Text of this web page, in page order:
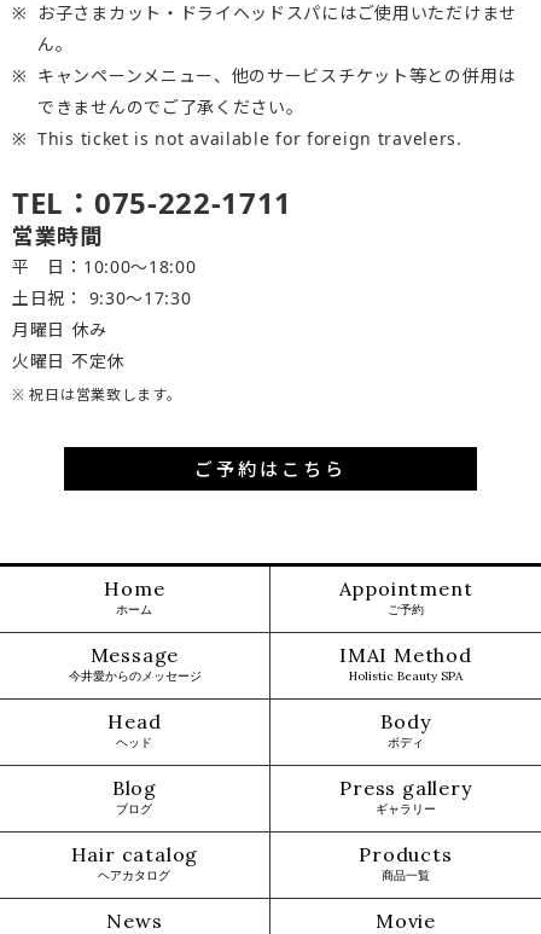
お子さまカット・ドライヘッドスパにはご使用いただけませ
ん。
キャンペーンメニュー、他のサービスチケット等との併用は
できませんのでご了承ください。
This ticket is not available for foreign travelers.
TEL：075-222-1711
営業時間
平 日：10:00～18:00
土日祝： 9:30〜17:30
月曜日 休み
火曜日 不定休
※ 祝日は営業致します。
ご予約はこちら
Home
ホーム
Appointment
ご予約
Message
今井愛からのメッセージ
IMAI Method
Holistic Beauty SPA
Head
ヘッド
Body
ボディ
Blog
ブログ
Press gallery
ギャラリー
Hair catalog
ヘアカタログ
Products
商品一覧
News Movie